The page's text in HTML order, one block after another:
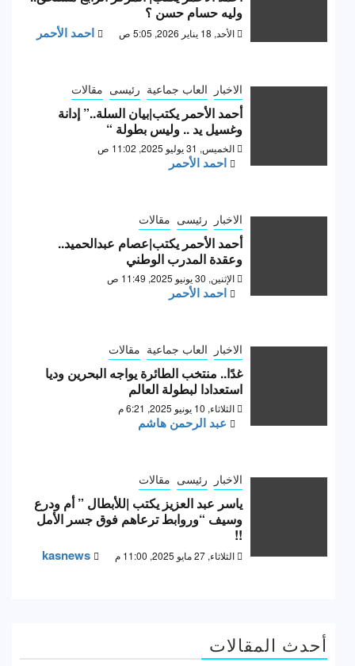
وليه حسام حسن ؟
الأحد, 18 يناير 2026, 5:05 ص احمد الأحمر
الاخبار العاب جماعية رئيسى مقالات
أحمد الأحمر يكتب|بيان السلة..” إدانة
وغسيل يد .. وليس بطولة “
الخميس, 31 يوليو 2025, 11:02 ص
احمد الأحمر
الاخبار رئيسى مقالات
أحمد الأحمر يكتب|عصام عبدالحميد..
وعقدة المدرب الوطني
الإثنين, 30 يونيو 2025, 11:49 ص
احمد الأحمر
الاخبار العاب جماعية مقالات
غدًا.. منتخب الطائرة يواجه البحرين وديا
استعدادا لبطولة العالم
الثلاثاء, 10 يونيو 2025, 6:21 م
عبد الرحمن هاشم
الاخبار رئيسى مقالات
ياسر عبد العزيز يكتب |للأبطال ” أم ودرع
وسيف “وروابط ترعاهم فوق جسر الأمل
!!
الثلاثاء, 27 مايو 2025, 11:00 م kasnews
أحدث المقالات